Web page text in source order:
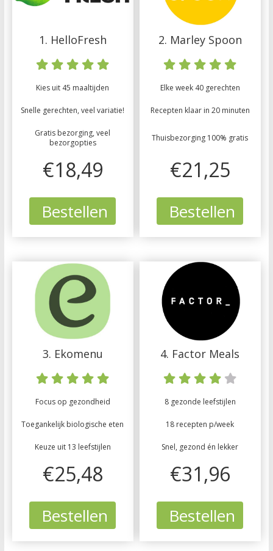
1. HelloFresh
Kies uit 45 maaltijden
Snelle gerechten, veel variatie!
Gratis bezorging, veel
bezorgopties
€18,49
Bestellen
2. Marley Spoon
Elke week 40 gerechten
Recepten klaar in 20 minuten
Thuisbezorging 100% gratis
€21,25
Bestellen
3. Ekomenu
Focus op gezondheid
Toegankelijk biologische eten
Keuze uit 13 leefstijlen
€25,48
Bestellen
4. Factor Meals
8 gezonde leefstijlen
18 recepten p/week
Snel, gezond én lekker
€31,96
Bestellen